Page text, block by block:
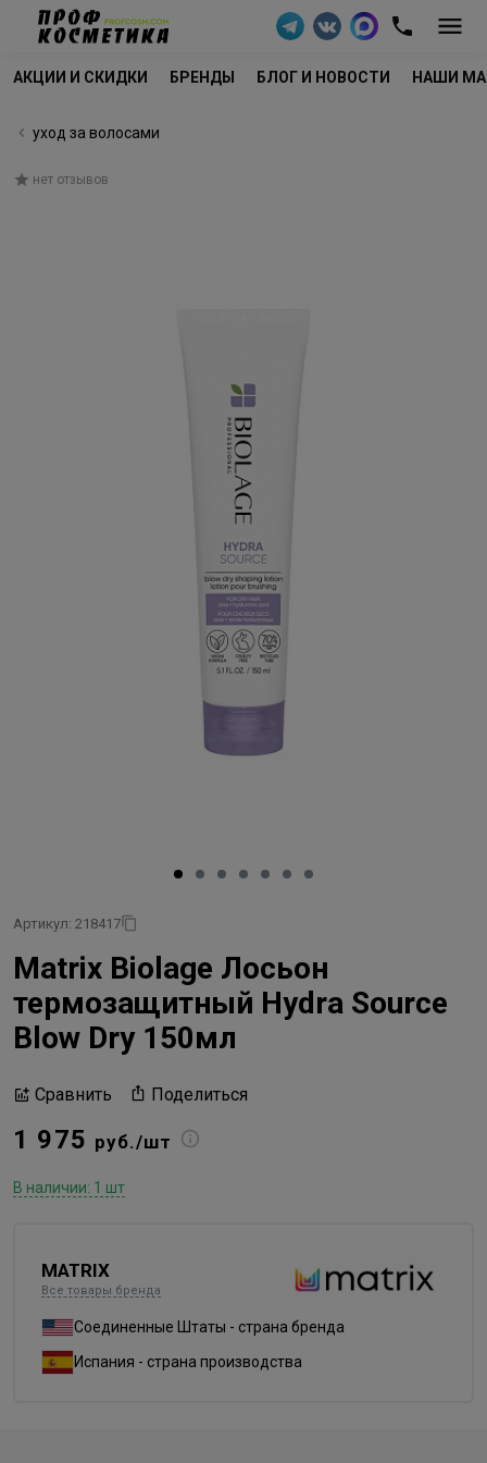
АКЦИИ И СКИДКИ БРЕНДЫ БЛОГ И НОВОСТИ НАШИ
уход за волосами
нет отзывов
Артикул: 218417
Matrix Biolage Лосьон
термозащитный Hydra Source
Blow Dry 150мл
Сравнить Поделиться
1 975 руб./шт
В наличии: 1 шт
MATRIX
Все товары бренда
Соединенные Штаты - страна бренда
Испания - страна производства